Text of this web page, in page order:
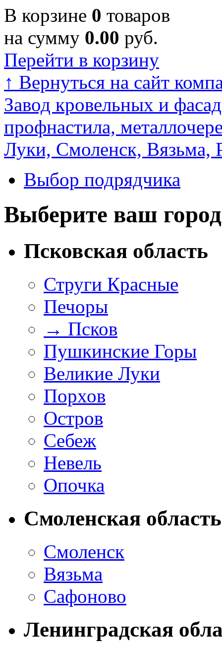
В корзине 0 товаров
на сумму 0.00 руб.
Перейти в корзину
↑ Вернуться на сайт
Завод кровельных и
профнастила,
Луки, Смоленск, Вязьма,
Выбор подрядчика
Выберите ваш город
Псковская область
Струги Красные
Печоры
→ Псков
Пушкинские Горы
Великие Луки
Порхов
Остров
Себеж
Невель
Опочка
Смоленская область
Смоленск
Вязьма
Сафоново
Ленинградская